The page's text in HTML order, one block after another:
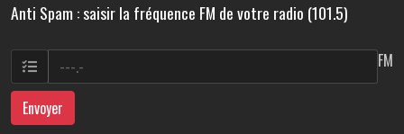
Anti Spam : saisir la fréquence FM de votre radio (101.5)
FM
Envoyer